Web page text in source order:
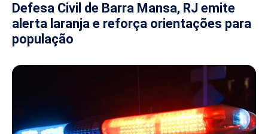
Defesa Civil de Barra Mansa, RJ emite
alerta laranja e reforça orientações para
população